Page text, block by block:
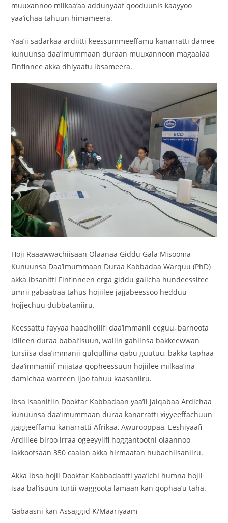
muuxannoo milkaa’aa addunyaaf qooduunis kaayyoo
yaa’ichaa tahuun himameera.
Yaa’ii sadarkaa ardiitti keessummeeffamu kanarratti damee
kunuunsa daa’imummaan duraan muuxannoon magaalaa
Finfinnee akka dhiyaatu ibsameera.
Hoji Raaawwachiisaan Olaanaa Giddu Gala Misooma
Kunuunsa Daa’imummaan Duraa Kabbadaa Warquu (PhD)
akka ibsanitti Finfinneen erga giddu galicha hundeessitee
umrii gabaabaa tahus hojiilee jajjabeessoo hedduu
hojjechuu dubbataniiru.
Keessattu fayyaa haadholiifi daa’immanii eeguu, barnoota
idileen duraa babal’isuun, waliin gahiinsa bakkeewwan
tursiisa daa’immanii qulqullina qabu guutuu, bakka taphaa
daa’immaniif mijataa qopheessuun hojiilee milkaa’ina
damichaa warreen ijoo tahuu kaasaniiru.
Ibsa isaanitiin Dooktar Kabbadaan yaa’ii jalqabaa Ardichaa
kunuunsa daa’imummaan duraa kanarratti xiyyeeffachuun
gaggeeffamu kanarratti Afrikaa, Awurooppaa, Eeshiyaafi
Ardiilee biroo irraa ogeeyyiifi hoggantootni olaannoo
lakkoofsaan 350 caalan akka hirmaatan hubachiisaniiru.
Akka ibsa hojii Dooktar Kabbadaatti yaa’ichi humna hojii
isaa bal’isuun turtii waggoota lamaan kan qophaa’u taha.
Gabaasni kan Assaggid K/Maariyaam